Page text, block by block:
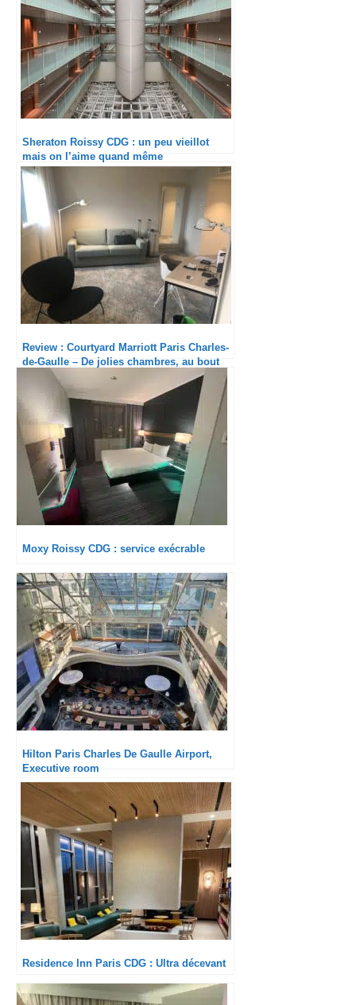
Sheraton Roissy CDG : un peu vieillot
mais on l’aime quand même
Review : Courtyard Marriott Paris Charles-
de-Gaulle – De jolies chambres, au bout
du monde !
Moxy Roissy CDG : service exécrable
Hilton Paris Charles De Gaulle Airport,
Executive room
Residence Inn Paris CDG : Ultra décevant